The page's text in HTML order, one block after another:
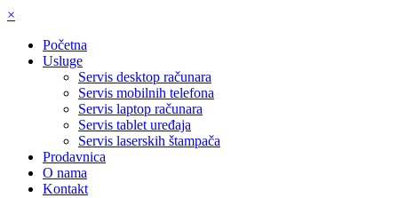
×
Početna
Usluge
Servis desktop računara
Servis mobilnih telefona
Servis laptop računara
Servis tablet uređaja
Servis laserskih štampača
Prodavnica
O nama
Kontakt